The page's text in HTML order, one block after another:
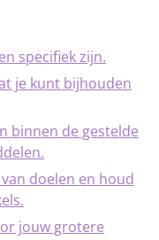
specifiek zijn.
je kunt bijhouden
binnen de gestelde
doelen en houd
jouw grotere